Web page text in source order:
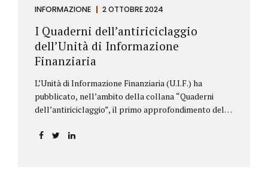
INFORMAZIONE 2 OTTOBRE 2024
I Quaderni dell’antiriciclaggio
dell’Unità di Informazione
Finanziaria
L’Unità di Informazione Finanziaria (U.I.F.) ha
pubblicato, nell’ambito della collana “Quaderni
dell’antiriciclaggio”, il primo approfondimento del
aggiornamenti della normativa e della